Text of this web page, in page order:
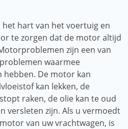
hart van het voertuig en
te zorgen dat de motor altijd
zijn een van
waarmee
hebben. De motor kan
kan lekken, de
raken, de olie kan te oud
versleten zijn. Als u vermoedt
van uw vrachtwagen, is